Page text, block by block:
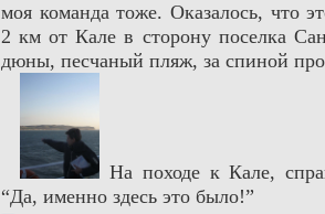
моя команда тоже. Оказалось, что
2 км от Кале в сторону поселка
дюны, песчаный пляж, за спиной
На походе к Кале,
“Да, именно здесь это было!”